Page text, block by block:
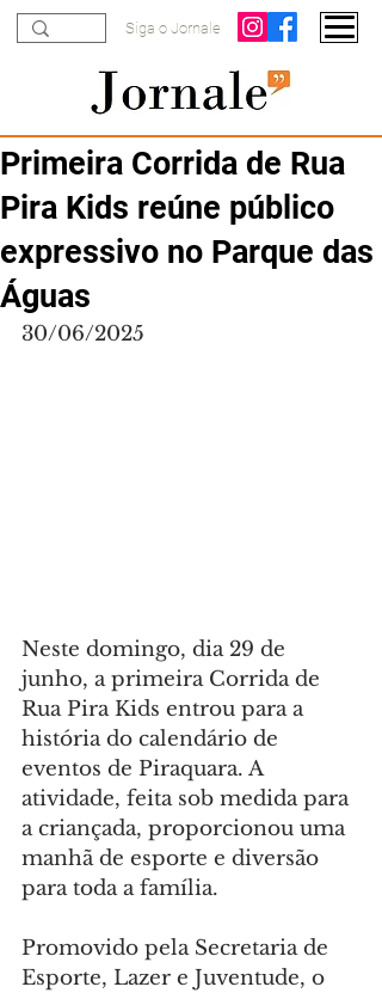
Siga o Jornale
Primeira Corrida de Rua
Pira Kids reúne público
expressivo no Parque das
Águas
30/06/2025
Neste domingo, dia 29 de
junho, a primeira Corrida de
Rua Pira Kids entrou para a
história do calendário de
eventos de Piraquara. A
atividade, feita sob medida para
a criançada, proporcionou uma
manhã de esporte e diversão
para toda a família.
Promovido pela Secretaria de
Esporte, Lazer e Juventude, o